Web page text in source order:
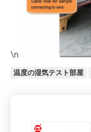
\n
温度の湿気テスト部屋